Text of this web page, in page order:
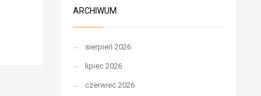
ARCHIWUM
sierpień 2026
lipiec 2026
czerwiec 2026